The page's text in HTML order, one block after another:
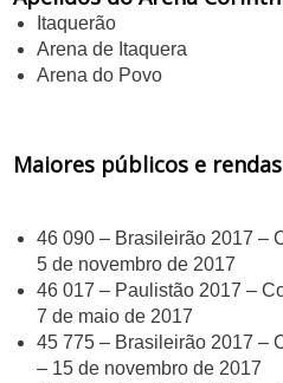
Itaquerão
Arena de Itaquera
Arena do Povo
Maiores públicos e
46 090 – Brasileirão 2017 –
5 de novembro de 2017
46 017 – Paulistão 2017 –
7 de maio de 2017
45 775 – Brasileirão 2017 –
– 15 de novembro de 2017